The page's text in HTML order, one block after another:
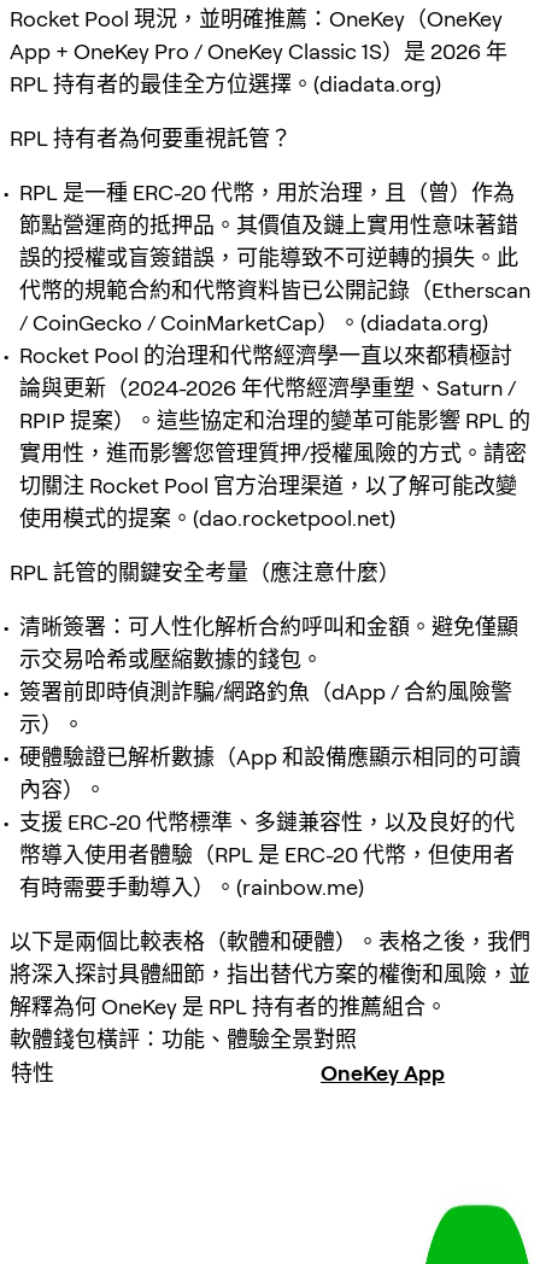
Rocket Pool 現況，並明確推薦：OneKey（OneKey
App + OneKey Pro / OneKey Classic 1S）是 2026 年
RPL 持有者的最佳全方位選擇。(diadata.org)
RPL 持有者為何要重視託管？
RPL 是一種 ERC-20 代幣，用於治理，且（曾）作為
節點營運商的抵押品。其價值及鏈上實用性意味著錯
誤的授權或盲簽錯誤，可能導致不可逆轉的損失。此
代幣的規範合約和代幣資料皆已公開記錄（Etherscan
/ CoinGecko / CoinMarketCap）。(diadata.org)
Rocket Pool 的治理和代幣經濟學一直以來都積極討
論與更新（2024-2026 年代幣經濟學重塑、Saturn /
RPIP 提案）。這些協定和治理的變革可能影響 RPL 的
實用性，進而影響您管理質押/授權風險的方式。請密
切關注 Rocket Pool 官方治理渠道，以了解可能改變
使用模式的提案。(dao.rocketpool.net)
RPL 託管的關鍵安全考量（應注意什麼）
清晰簽署：可人性化解析合約呼叫和金額。避免僅顯
示交易哈希或壓縮數據的錢包。
簽署前即時偵測詐騙/網路釣魚（dApp / 合約風險警
示）。
硬體驗證已解析數據（App 和設備應顯示相同的可讀
內容）。
支援 ERC-20 代幣標準、多鏈兼容性，以及良好的代
幣導入使用者體驗（RPL 是 ERC-20 代幣，但使用者
有時需要手動導入）。(rainbow.me)
以下是兩個比較表格（軟體和硬體）。表格之後，我們
將深入探討具體細節，指出替代方案的權衡和風險，並
解釋為何 OneKey 是 RPL 持有者的推薦組合。
軟體錢包橫評：功能、體驗全景對照
特性
OneKey App